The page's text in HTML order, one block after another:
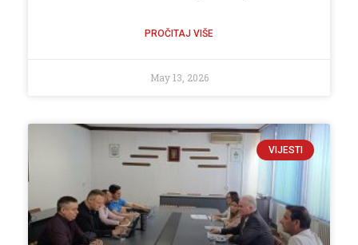
PROČITAJ VIŠE
May 13, 2026
VIJESTI